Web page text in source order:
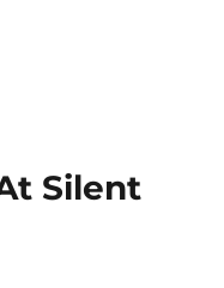
Silent